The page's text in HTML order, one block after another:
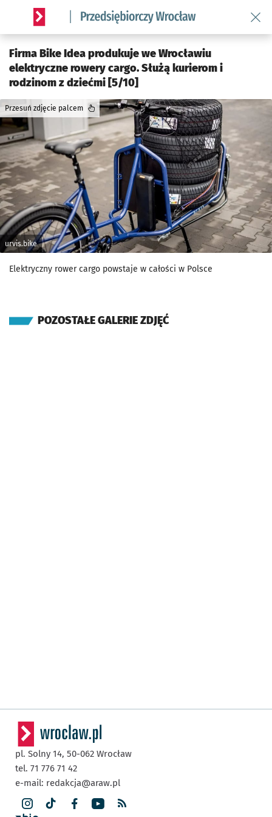
Serwis informacyjny wroclaw.pl podserwis: Strategia
Firma Bike Idea produkuje we Wrocławiu
elektryczne rowery cargo. Służą kurierom i
rodzinom z dziećmi [5/10]
urvis.bike
Przesuń zdjęcie palcem
Elektryczny rower cargo powstaje w całości w Polsce
POZOSTAŁE GALERIE ZDJĘĆ
pl. Solny 14, 50-062 Wrocław
tel. 71 776 71 42
e-mail: redakcja@araw.pl